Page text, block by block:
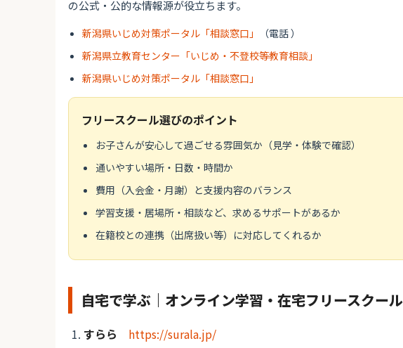
の公式・公的な情報源が役立ちます。
新潟県いじめ対策ポータル「相談窓口」
（電話 ）
新潟県立教育センター「いじめ・不登校等教育相談」
新潟県いじめ対策ポータル「相談窓口」
フリースクール選びのポイント
お子さんが安心して過ごせる雰囲気か（見学・体験で確認）
通いやすい場所・日数・時間か
費用（入会金・月謝）と支援内容のバランス
学習支援・居場所・相談など、求めるサポートがあるか
在籍校との連携（出席扱い等）に対応してくれるか
自宅で学ぶ｜オンライン学習・在宅フリースクール
すらら https://surala.jp/